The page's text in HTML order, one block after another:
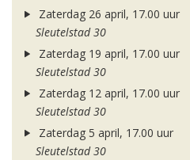
Zaterdag 26 april, 17.00 uur
Sleutelstad 30
Zaterdag 19 april, 17.00 uur
Sleutelstad 30
Zaterdag 12 april, 17.00 uur
Sleutelstad 30
Zaterdag 5 april, 17.00 uur
Sleutelstad 30